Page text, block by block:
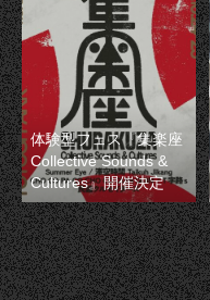
体験型フェス『集楽座
Collective Sounds &
Cultures』開催決定